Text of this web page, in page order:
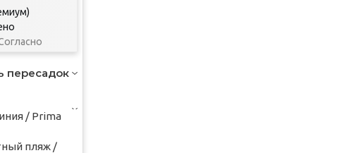
пересадок
/ Prima
пляж /